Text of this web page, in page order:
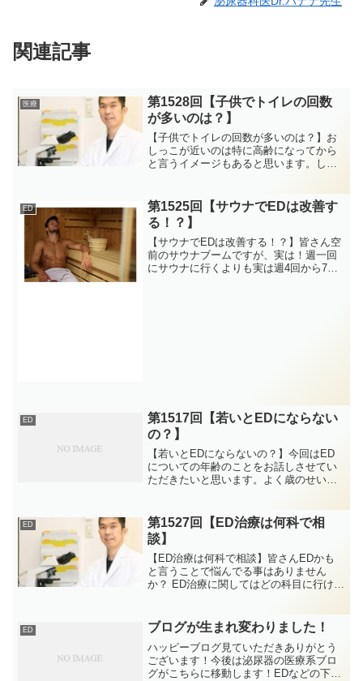
関連記事
医療
第1528回【子供でトイレの回数
が多いのは？】
【子供でトイレの回数が多いのは？】お
しっこが近いのは特に高齢になってから
と言うイメージもあると思います。しか
尿と言うのは1日8回以上言うことを頻尿
といいます。お子さんの...
ED
第1525回【サウナでEDは改善す
る！？】
【サウナでEDは改善する！？】皆さん空
前のサウナブームですが、実は！週一回
にサウナに行くよりも実は週4回から7回
ED
第1517回【若いとEDにならない
の？】
【若いとEDにならないの？】今回はED
についての年齢のことをお話しさせてい
ただきたいと思います。よく歳のせいだ
ら徐々に増え始め、40代から50代が1番お
薬をもらう、...
ED
第1527回【ED治療は何科で相
談】
【ED治療は何科で相談】皆さんEDかも
と言うことで悩んでる事はありません
か？ ED治療に関してはどの科目に行けば
か？いわゆるED専門外来のようなところ
やED専門クリニッ...
ED ブログが生まれ変わりました！
ハッピーブログ見ていただきありがとう
ございます！今後は泌尿器の医療系ブロ
グがこちらに移動します！EDなどの下半